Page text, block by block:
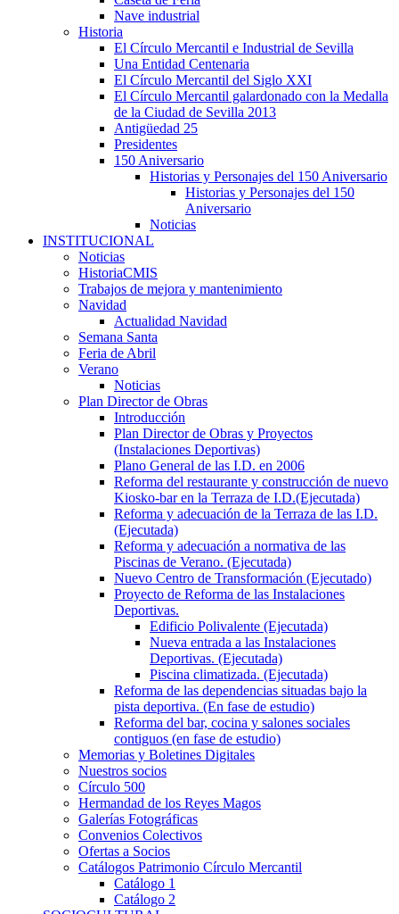
Nave industrial
Historia
El Círculo Mercantil e Industrial de Sevilla
Una Entidad Centenaria
El Círculo Mercantil del Siglo XXI
El Círculo Mercantil galardonado con la Medalla
de la Ciudad de Sevilla 2013
Antigüedad 25
Presidentes
150 Aniversario
Historias y Personajes del 150 Aniversario
Historias y Personajes del 150
Aniversario
Noticias
INSTITUCIONAL
Noticias
HistoriaCMIS
Trabajos de mejora y mantenimiento
Navidad
Actualidad Navidad
Semana Santa
Feria de Abril
Verano
Noticias
Plan Director de Obras
Introducción
Plan Director de Obras y Proyectos
(Instalaciones Deportivas)
Plano General de las I.D. en 2006
Reforma del restaurante y construcción de nuevo
Kiosko-bar en la Terraza de I.D.(Ejecutada)
Reforma y adecuación de la Terraza de las I.D.
(Ejecutada)
Reforma y adecuación a normativa de las
Piscinas de Verano. (Ejecutada)
Nuevo Centro de Transformación (Ejecutado)
Proyecto de Reforma de las Instalaciones
Deportivas.
Edificio Polivalente (Ejecutada)
Nueva entrada a las Instalaciones
Deportivas. (Ejecutada)
Piscina climatizada. (Ejecutada)
Reforma de las dependencias situadas bajo la
pista deportiva. (En fase de estudio)
Reforma del bar, cocina y salones sociales
contiguos (en fase de estudio)
Memorias y Boletines Digitales
Nuestros socios
Círculo 500
Hermandad de los Reyes Magos
Galerías Fotográficas
Convenios Colectivos
Ofertas a Socios
Catálogos Patrimonio Círculo Mercantil
Catálogo 1
Catálogo 2